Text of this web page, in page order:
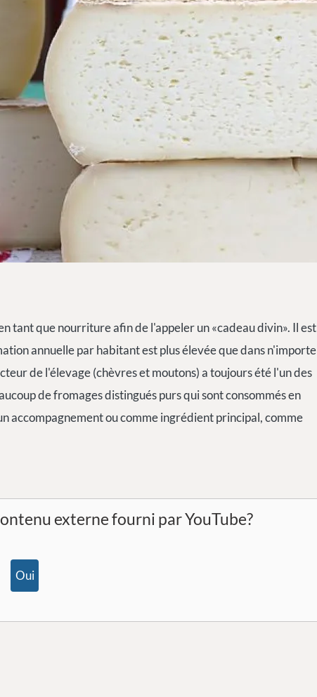
tant que nourriture afin de l'appeler un «cadeau divin». Il est
annuelle par habitant est plus élevée que dans n'importe
de l'élevage (chèvres et moutons) a toujours été l'un des
de fromages distingués purs qui sont consommés en
accompagnement ou comme ingrédient principal, comme
externe fourni parYouTube?
Oui